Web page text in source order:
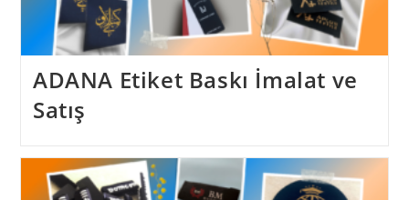
ADANA Etiket Baskı İmalat ve
Satış